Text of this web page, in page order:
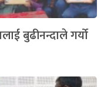
बुढीनन्दाले गर्यो